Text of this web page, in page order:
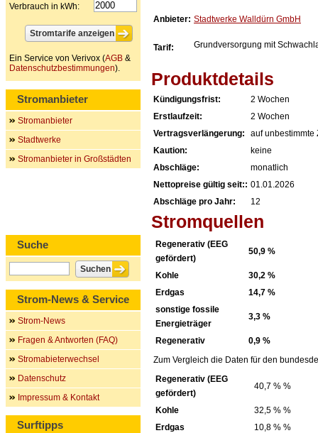
Anbieter: Stadtwerke Walldürn GmbH
Tarif: Grundversorgung mit
Produktdetails
Kündigungsfrist:
2 Wochen
Erstlaufzeit:
2 Wochen
Vertragsverlängerung:
auf unbestimmte
Kaution:
keine
Abschläge:
monatlich
Nettopreise gültig seit:: 01.01.2026
Abschläge pro Jahr:
12
Stromquellen
Regenerativ (EEG
gefördert)
50,9 %
Kohle
30,2 %
Erdgas
14,7 %
sonstige fossile
Energieträger
3,3 %
Regenerativ
0,9 %
Zum Vergleich die Daten für den
Regenerativ (EEG
gefördert)
40,7 % %
Kohle
32,5 % %
Erdgas
10,8 % %
Verbrauch in kWh:
Ein Service von Verivox (AGB &
Datenschutzbestimmungen).
Stromanbieter
Stromanbieter
Stadtwerke
Stromanbieter in Großstädten
Suche
Strom-News & Service
Strom-News
Fragen & Antworten (FAQ)
Stromabieterwechsel
Datenschutz
Impressum & Kontakt
Surftipps